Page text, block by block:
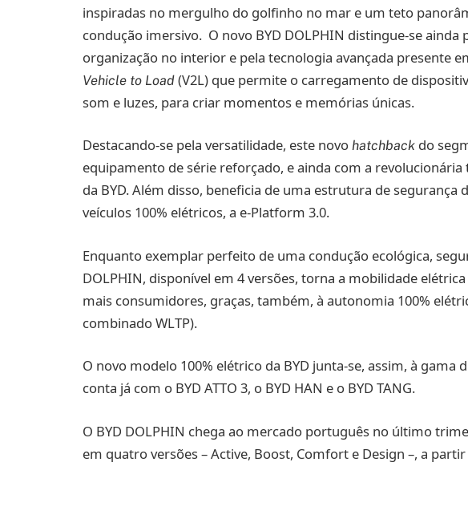
inspiradas no mergulho do golfinho no mar e um teto
condução imersivo. O novo BYD DOLPHIN distingue-se ainda
organização no interior e pela tecnologia avançada presente
Vehicle to Load (V2L) que permite o carregamento de
som e luzes, para criar momentos e memórias únicas.
Destacando-se pela versatilidade, este novo hatchback do
equipamento de série reforçado, e ainda com a
da BYD. Além disso, beneficia de uma estrutura de segurança
veículos 100% elétricos, a e-Platform 3.0.
Enquanto exemplar perfeito de uma condução ecológica,
DOLPHIN, disponível em 4 versões, torna a mobilidade
mais consumidores, graças, também, à autonomia 100%
combinado WLTP).
O novo modelo 100% elétrico da BYD junta-se, assim, à gama
conta já com o BYD ATTO 3, o BYD HAN e o BYD TANG.
O BYD DOLPHIN chega ao mercado português no último
em quatro versões – Active, Boost, Comfort e Design –, a